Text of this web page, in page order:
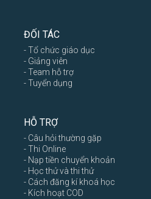
ĐỐI TÁC
- Tổ chức giáo dục
- Giảng viên
- Team hỗ trợ
- Tuyển dụng
HỖ TRỢ
- Câu hỏi thường gặp
- Thi Online
- Nạp tiền chuyển khoản
- Học thử và thi thử
- Cách đăng kí khoá học
- Kích hoạt COD